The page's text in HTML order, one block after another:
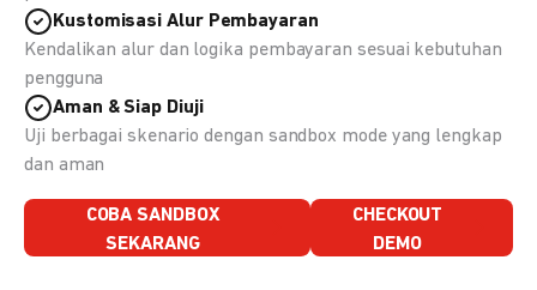
Kustomisasi Alur Pembayaran
Kendalikan alur dan logika pembayaran sesuai kebutuhan
pengguna
Aman & Siap Diuji
Uji berbagai skenario dengan sandbox mode yang lengkap
dan aman
COBA SANDBOX
SEKARANG
CHECKOUT
DEMO